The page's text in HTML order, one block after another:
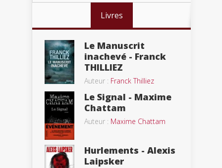
Livres
Le Manuscrit
inachevé - Franck
THILLIEZ
Auteur : Franck Thilliez
Le Signal - Maxime
Chattam
Auteur : Maxime Chattam
Hurlements - Alexis
Laipsker